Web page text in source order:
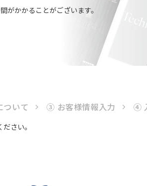
がかかることがございます。
いて ③ お客様情報入力 ④
さい。